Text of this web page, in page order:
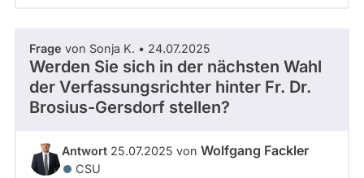
Frage von Sonja K. • 24.07.2025
Werden Sie sich in der nächsten Wahl
der Verfassungsrichter hinter Fr. Dr.
Brosius-Gersdorf stellen?
Antwort 25.07.2025 von Wolfgang Fackler
CSU